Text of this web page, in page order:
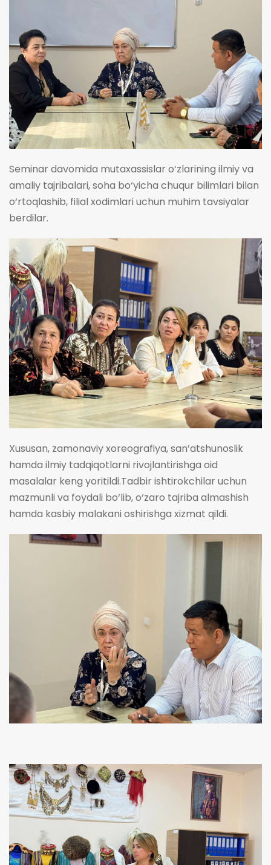
Seminar davomida mutaxassislar o‘zlarining ilmiy va
amaliy tajribalari, soha bo‘yicha chuqur bilimlari bilan
o‘rtoqlashib, filial xodimlari uchun muhim tavsiyalar
berdilar.
Xususan, zamonaviy xoreografiya, san’atshunoslik
hamda ilmiy tadqiqotlarni rivojlantirishga oid
masalalar keng yoritildi.Tadbir ishtirokchilar uchun
mazmunli va foydali bo‘lib, o‘zaro tajriba almashish
hamda kasbiy malakani oshirishga xizmat qildi.